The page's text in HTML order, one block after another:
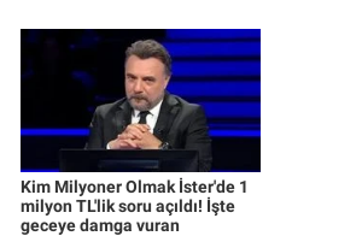
Kim Milyoner Olmak İster'de 1
milyon TL'lik soru açıldı! İşte
geceye damga vuran